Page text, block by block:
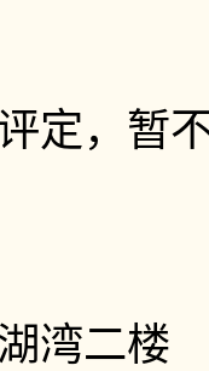
定，暂
湾二楼